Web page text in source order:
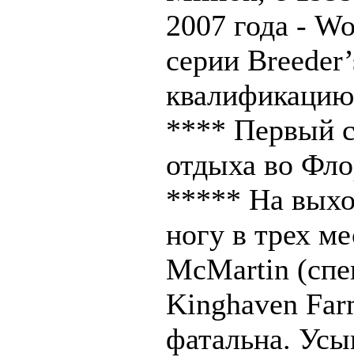
2007 года -
серии
**** Первый
отдыха во
***** На
ногу в трех
McMartin
Kinghaven
фатальна.